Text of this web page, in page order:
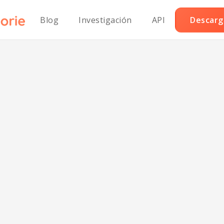
Blog Investigación API